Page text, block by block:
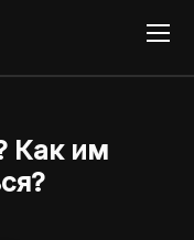
Как им